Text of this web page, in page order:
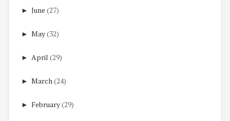
► June (27)
► May(32)
► April (29)
► March(24)
► February(29)